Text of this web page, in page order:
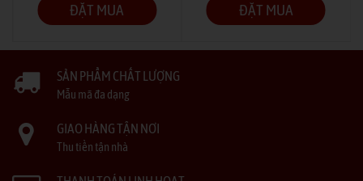
ĐẶT MUA ĐẶT MUA
SẢN PHẨM CHẤT LƯỢNG
Mẫu mã đa dạng
GIAO HÀNG TẬN NƠI
Thu tiền tận nhà